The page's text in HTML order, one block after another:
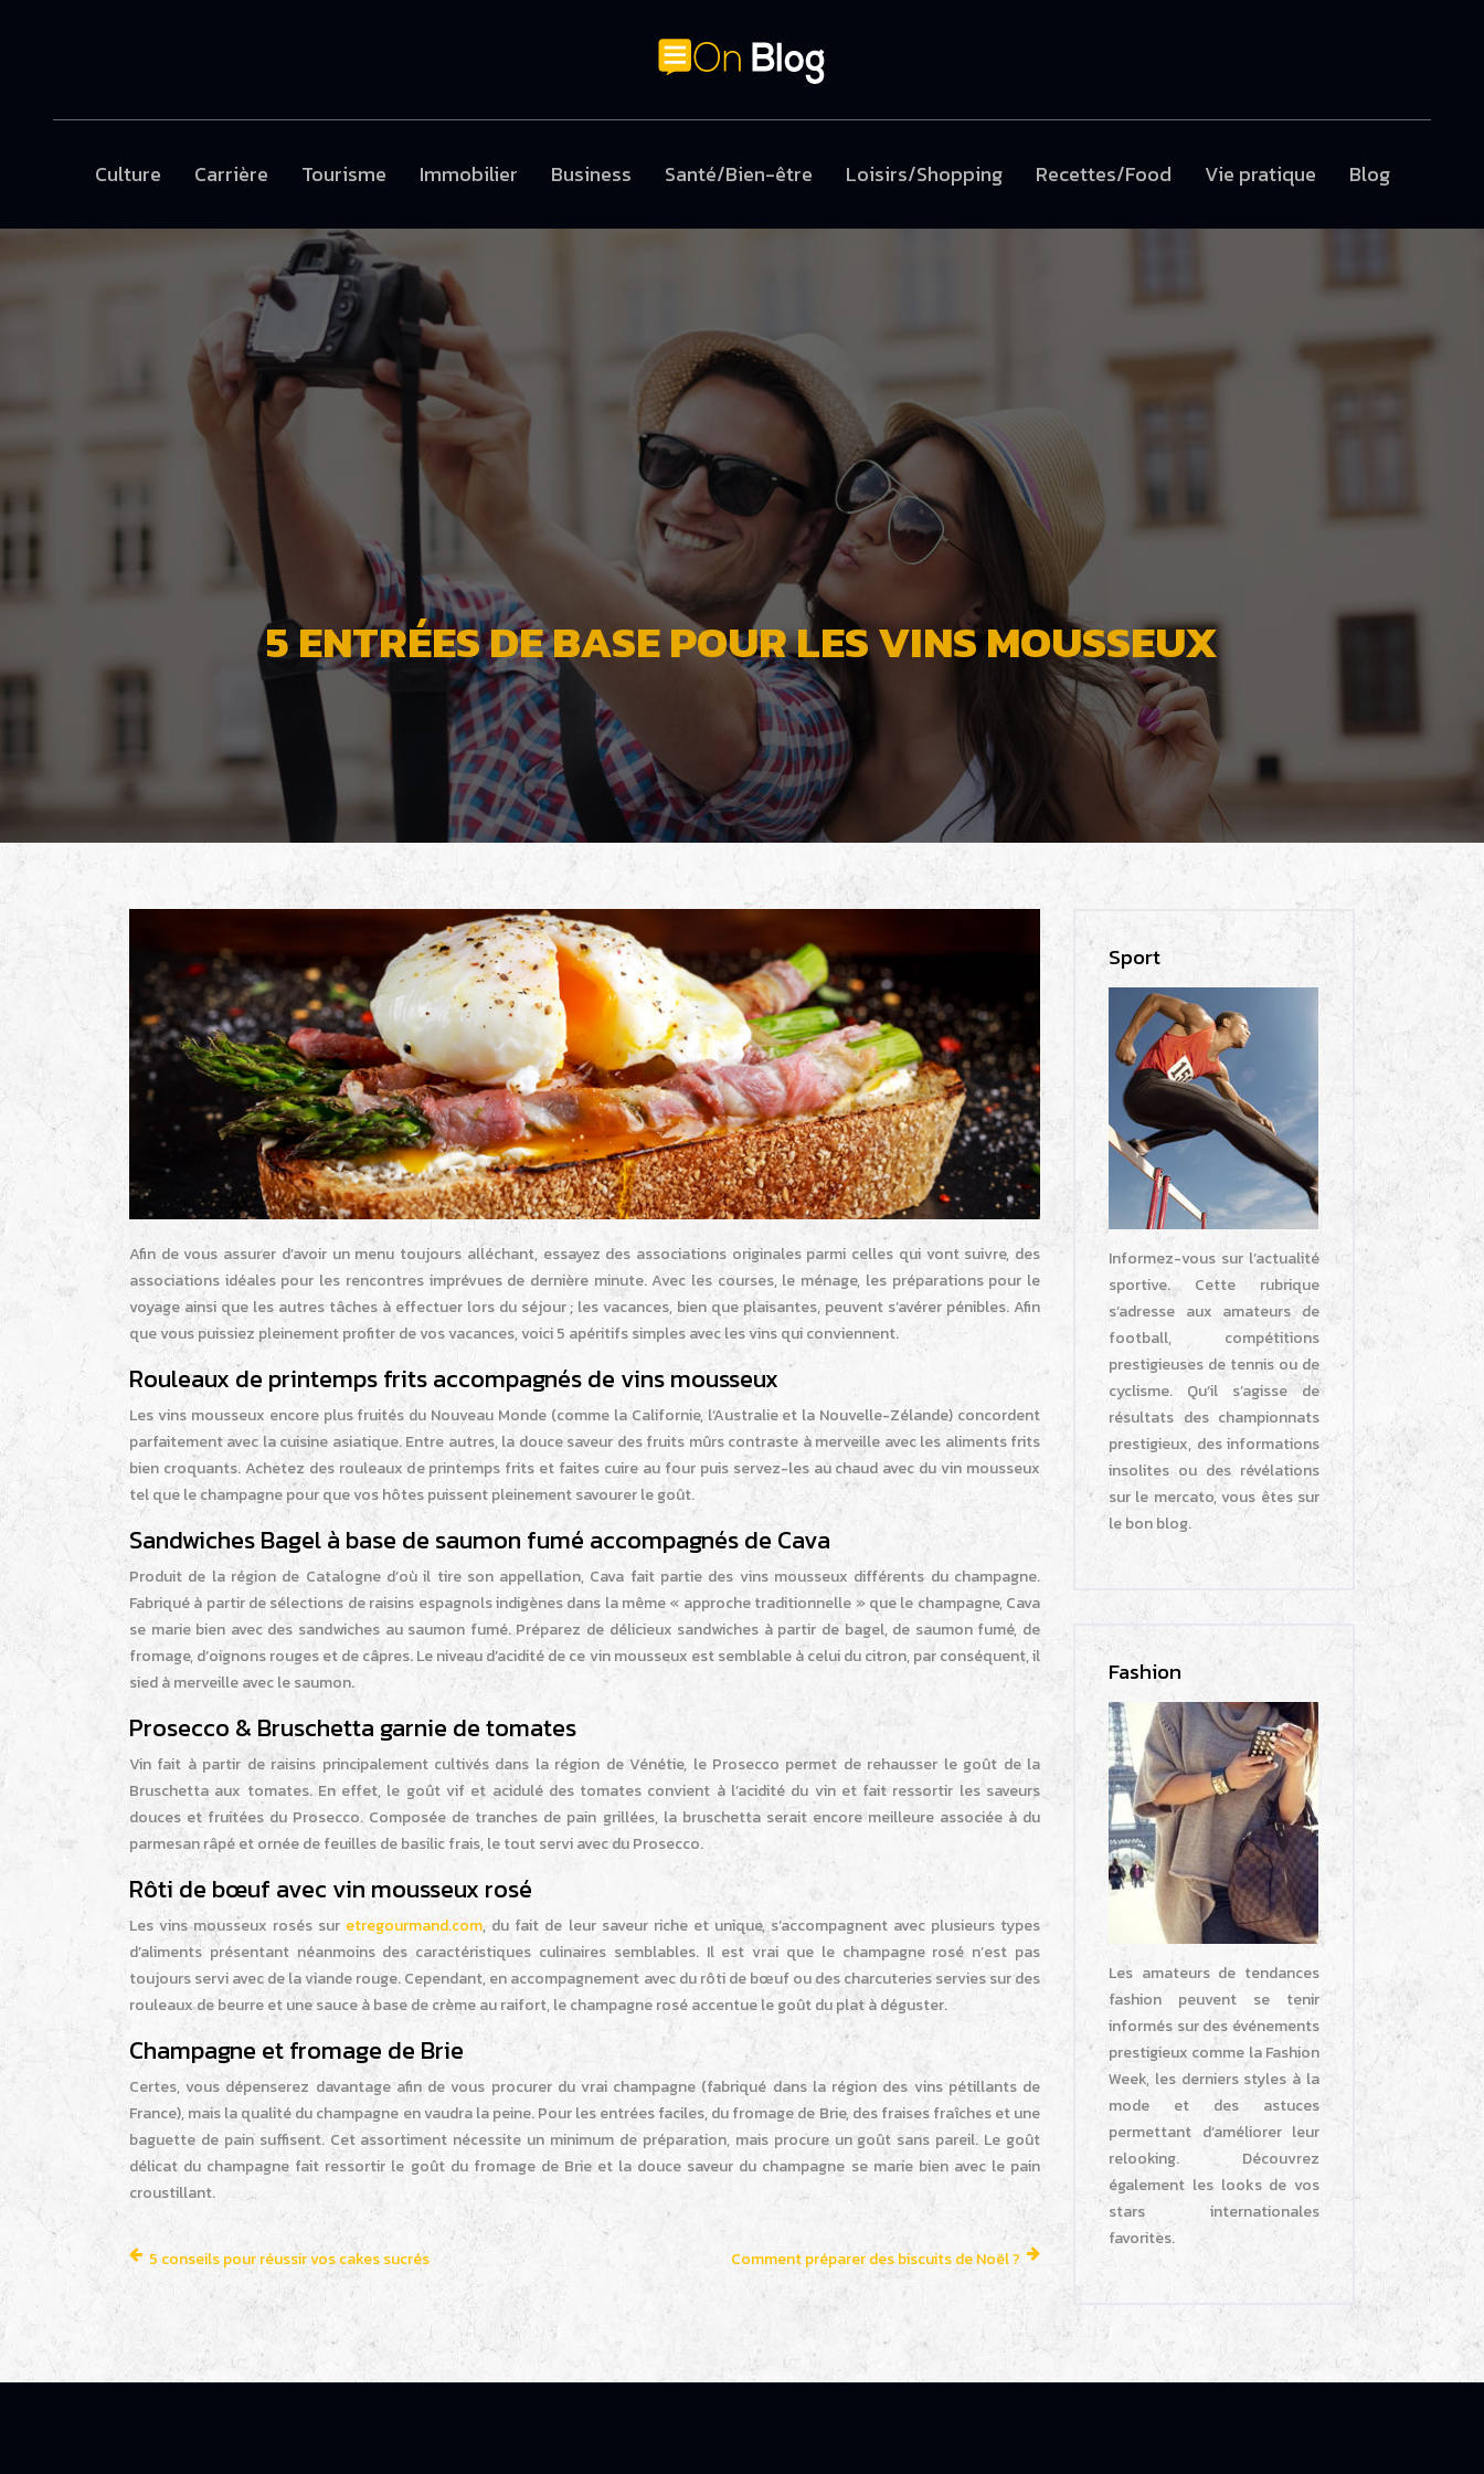
Culture Carrière Tourisme Immobilier Business Santé/Bien-être Loisirs/Shopping Recettes/Food Vie pratique Blog
5 ENTRÉES DE BASE POUR LES VINS MOUSSEUX
Afin de vous assurer d’avoir un menu toujours alléchant, essayez des associations originales parmi celles qui vont suivre, des
associations idéales pour les rencontres imprévues de dernière minute. Avec les courses, le ménage, les préparations pour le
voyage ainsi que les autres tâches à effectuer lors du séjour ; les vacances, bien que plaisantes, peuvent s’avérer pénibles.Afin
que vous puissiez pleinement profiter de vos vacances, voici 5 apéritifs simples avec les vins qui conviennent.
Rouleaux de printemps frits accompagnés de vins mousseux
Les vins mousseux encore plus fruités du Nouveau Monde (comme la Californie, l’Australie et la Nouvelle-Zélande) concordent
parfaitement avec la cuisine asiatique. Entre autres, la douce saveur des fruits mûrs contraste à merveille avec les aliments frits
bien croquants. Achetez des rouleaux de printemps frits et faites cuire au four puis servez-les au chaud avec du vin mousseux
tel que le champagne pour que vos hôtes puissent pleinement savourer le goût.
Sandwiches Bagel à base de saumon fumé accompagnés de Cava
Produit de la région de Catalogne d’où il tire son appellation, Cava fait partie des vins mousseux différents du champagne.
Fabriqué à partir de sélections de raisins espagnols indigènes dans la même « approche traditionnelle » que le champagne, Cava
se marie bien avec des sandwiches au saumon fumé. Préparez de délicieux sandwiches à partir de bagel, de saumon fumé, de
fromage, d’oignons rouges et de câpres. Le niveau d’acidité de ce vin mousseux est semblable à celui du citron, par conséquent, il
sied à merveille avec le saumon.
Prosecco & Bruschetta garnie de tomates
Vin fait à partir de raisins principalement cultivés dans la région de Vénétie, le Prosecco permet de rehausser le goût de la
Bruschetta aux tomates. En effet, le goût vif et acidulé des tomates convient à l’acidité du vin et fait ressortir les saveurs
douces et fruitées du Prosecco. Composée de tranches de pain grillées, la bruschetta serait encore meilleure associée à du
parmesan râpé et ornée de feuilles de basilic frais, le tout servi avec du Prosecco.
Rôti de bœuf avec vin mousseux rosé
Les vins mousseux rosés sur etregourmand.com, du fait de leur saveur riche et unique, s’accompagnent avec plusieurs types
d’aliments présentant néanmoins des caractéristiques culinaires semblables. Il est vrai que le champagne rosé n’est pas
toujours servi avec de la viande rouge. Cependant, en accompagnement avec du rôti de bœuf ou des charcuteries servies sur des
rouleaux de beurre et une sauce à base de crème au raifort, le champagne rosé accentue le goût du plat à déguster.
Champagne et fromage de Brie
Certes, vous dépenserez davantage afin de vous procurer du vrai champagne (fabriqué dans la région des vins pétillants de
France), mais la qualité du champagne en vaudra la peine. Pour les entrées faciles, du fromage de Brie, des fraises fraîches et une
baguette de pain suffisent. Cet assortiment nécessite un minimum de préparation, mais procure un goût sans pareil. Le goût
délicat du champagne fait ressortir le goût du fromage de Brie et la douce saveur du champagne se marie bien avec le pain
croustillant.
5 conseils pour réussir vos cakes sucrés Comment préparer des biscuits de Noël ?
Sport
Informez-vous sur l’actualité
sportive. Cette rubrique
s’adresse aux amateurs de
football, compétitions
prestigieuses de tennis ou de
cyclisme. Qu’il s’agisse de
résultats des championnats
prestigieux, des informations
insolites ou des révélations
sur le mercato, vous êtes sur
le bon blog.
Fashion
Les amateurs de tendances
fashion peuvent se tenir
informés sur des événements
prestigieux comme la Fashion
Week, les derniers styles à la
mode et des astuces
permettant d’améliorer leur
relooking. Découvrez
également les looks de vos
stars internationales
favorites.